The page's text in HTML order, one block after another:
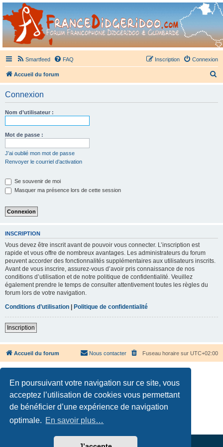
En poursuivant votre navigation sur ce site, vous
acceptez l’utilisation de cookies vous permettant
de bénéficier d’une expérience de navigation
optimale. En savoir plus…
France Didgeridoo
Didgeridoo et Guimbarde sur France Didgeridoo - retrouvez la communauté.
Smartfeed FAQ Connexion
Inscription
Accueil du forum
Connexion
Nom d’utilisateur :
Mot de passe :
J’ai oublié mon mot de passe
Renvoyer le courriel d’activation
Se souvenir de moi
Masquer ma présence lors de cette session
INSCRIPTION
Vous devez être inscrit avant de pouvoir vous connecter. L’inscription est
rapide et vous offre de nombreux avantages. Les administrateurs du forum
peuvent accorder des fonctionnalités supplémentaires aux utilisateurs inscrits.
Avant de vous inscrire, assurez-vous d’avoir pris connaissance de nos
conditions d’utilisation et de notre politique de confidentialité. Veuillez
également prendre le temps de consulter attentivement toutes les règles du
forum lors de votre navigation.
Conditions d’utilisation
Politique de confidentialité
Inscription
Accueil du forum Fuseau horaire sur UTC+02:00
Nous contacter
Développé parphpBB® Forum Software © phpBB Limited
Confidentialité